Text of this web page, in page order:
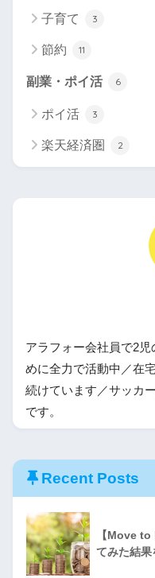
子育て 3
節約 11
副業・ポイ活 6
ポイ活 3
楽天経済圏 2
アラフォー会社員で2
めに全力で活動中／在
続けています／サッカ
です。
Recent Posts
【Move
てみた結果